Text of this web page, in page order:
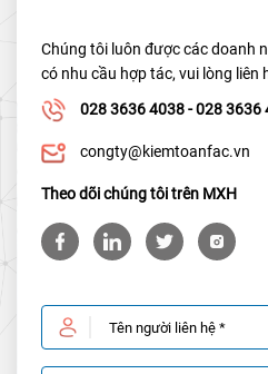
Chúng tôi luôn được các doanh
có nhu cầu hợp tác, vui lòng liên
028 3636 4038 - 028 3636
congty@kiemtoanfac.vn
Theo dõi chúng tôi trên MXH